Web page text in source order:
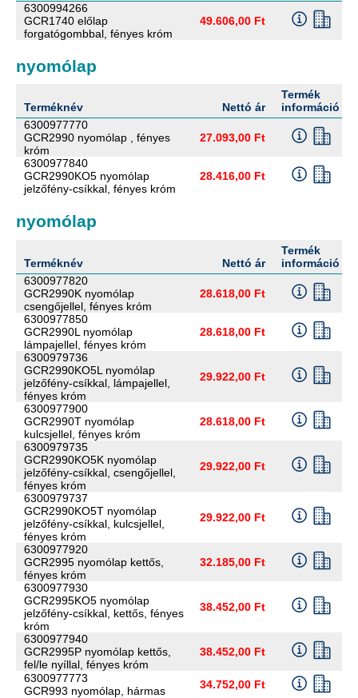
6300994266
GCR1740 előlap
forgatógombbal, fényes króm
49.606,00 Ft
nyomólap
Terméknév Nettó ár
Termék
információ
6300977770
GCR2990 nyomólap , fényes
króm
27.093,00 Ft
6300977840
GCR2990KO5 nyomólap
jelzőfény-csíkkal, fényes króm
28.416,00 Ft
nyomólap
Terméknév Nettó ár
Termék
információ
6300977820
GCR2990K nyomólap
csengőjellel, fényes króm
28.618,00 Ft
6300977850
GCR2990L nyomólap
lámpajellel, fényes króm
28.618,00 Ft
6300979736
GCR2990KO5L nyomólap
jelzőfény-csíkkal, lámpajellel,
fényes króm
29.922,00 Ft
6300977900
GCR2990T nyomólap
kulcsjellel, fényes króm
28.618,00 Ft
6300979735
GCR2990KO5K nyomólap
jelzőfény-csíkkal, csengőjellel,
fényes króm
29.922,00 Ft
6300979737
GCR2990KO5T nyomólap
jelzőfény-csíkkal, kulcsjellel,
fényes króm
29.922,00 Ft
6300977920
GCR2995 nyomólap kettős,
fényes króm
32.185,00 Ft
6300977930
GCR2995KO5 nyomólap
jelzőfény-csíkkal, kettős, fényes
króm
38.452,00 Ft
6300977940
GCR2995P nyomólap kettős,
fel/le nyíllal, fényes króm
38.452,00 Ft
6300977773
GCR993 nyomólap, hármas
34.752,00 Ft